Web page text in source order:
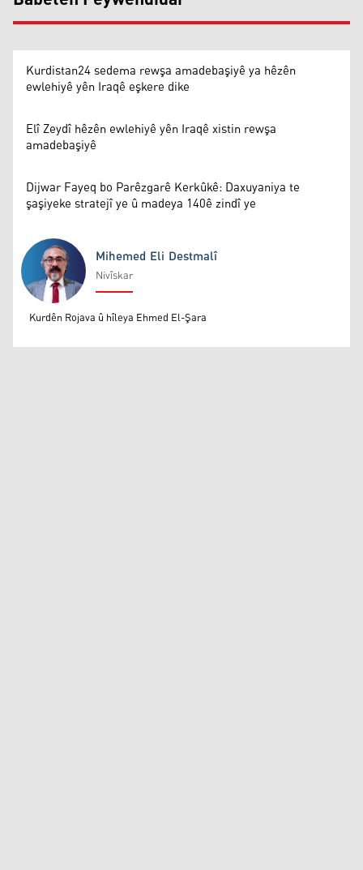
Kurdistan24 sedema rewşa amadebaşiyê ya hêzên
ewlehiyê yên Iraqê eşkere dike
Elî Zeydî hêzên ewlehiyê yên Iraqê xistin rewşa
amadebaşiyê
Dijwar Fayeq bo Parêzgarê Kerkûkê: Daxuyaniya te
şaşiyeke stratejî ye û madeya 140ê zindî ye
Mihemed Eli Destmalî
Mihemed Eli Destmalî
Nivîskar
Kurdên Rojava û hîleya Ehmed El-Şara